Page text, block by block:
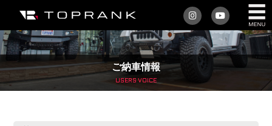
私たちについて
車を買う
ご納車情報
USERS VOICE